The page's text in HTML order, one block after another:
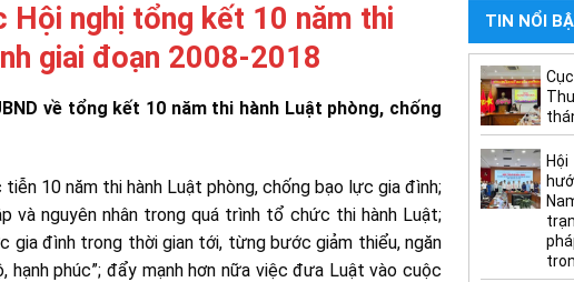
Hội nghị tổng kết 10 năm thi
giai đoạn 2008-2018
về tổng kết 10 năm thi hành Luật phòng, chống
10 năm thi hành Luật phòng, chống bạo lực gia đình;
và nguyên nhân trong quá trình tổ chức thi hành Luật;
gia đình trong thời gian tới, từng bước giảm thiểu, ngăn
phúc”; đẩy mạnh hơn nữa việc đưa Luật vào cuộc
TIN NỔI